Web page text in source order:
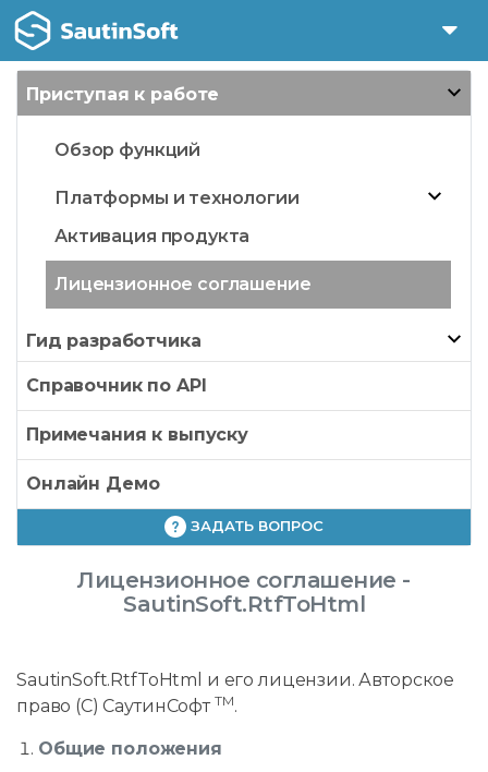
Приступая к работе
Обзор функций
Платформы и технологии
Активация продукта
Лицензионное соглашение
Гид разработчика
Справочник по API
Примечания к выпуску
Онлайн Демо
ЗАДАТЬ ВОПРОС
Лицензионное соглашение -
SautinSoft.RtfToHtml
SautinSoft.RtfToHtml и его лицензии. Авторское
право (C) СаутинСофт TM.
Общие положения